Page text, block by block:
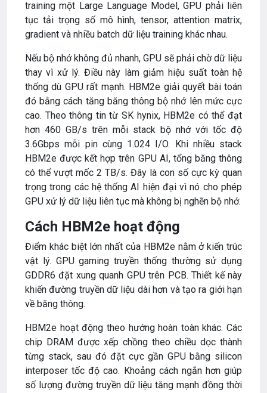
training một Large Language Model, GPU phải liên
tục tải trọng số mô hình, tensor, attention matrix,
gradient và nhiều batch dữ liệu training khác nhau.
Nếu bộ nhớ không đủ nhanh, GPU sẽ phải chờ dữ liệu
thay vì xử lý. Điều này làm giảm hiệu suất toàn hệ
thống dù GPU rất mạnh. HBM2e giải quyết bài toán
đó bằng cách tăng băng thông bộ nhớ lên mức cực
cao. Theo thông tin từ SK hynix, HBM2e có thể đạt
hơn 460 GB/s trên mỗi stack bộ nhớ với tốc độ
3.6Gbps mỗi pin cùng 1.024 I/O. Khi nhiều stack
HBM2e được kết hợp trên GPU AI, tổng băng thông
có thể vượt mốc 2 TB/s. Đây là con số cực kỳ quan
trọng trong các hệ thống AI hiện đại vì nó cho phép
GPU xử lý dữ liệu liên tục mà không bị nghẽn bộ nhớ.
Cách HBM2e hoạt động
Điểm khác biệt lớn nhất của HBM2e nằm ở kiến trúc
vật lý. GPU gaming truyền thống thường sử dụng
GDDR6 đặt xung quanh GPU trên PCB. Thiết kế này
khiến đường truyền dữ liệu dài hơn và tạo ra giới hạn
về băng thông.
HBM2e hoạt động theo hướng hoàn toàn khác. Các
chip DRAM được xếp chồng theo chiều dọc thành
từng stack, sau đó đặt cực gần GPU bằng silicon
interposer tốc độ cao. Khoảng cách ngắn hơn giúp
số lượng đường truyền dữ liệu tăng mạnh đồng thời